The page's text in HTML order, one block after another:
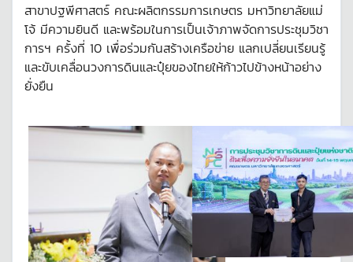
สาขาปฐพีศาสตร์ คณะผลิตกรรมการเกษตร มหาวิทยาลัยแม่
โจ้ มีความยินดี และพร้อมในการเป็นเจ้าภาพจัดการประชุมวิชา
การฯ ครั้งที่ 10 เพื่อร่วมกันสร้างเครือข่าย แลกเปลี่ยนเรียนรู้
และขับเคลื่อนวงการดินและปุ๋ยของไทยให้ก้าวไปข้างหน้าอย่าง
ยั่งยืน